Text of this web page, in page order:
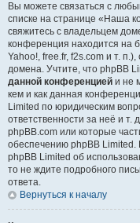
Вы можете связаться с
списке на странице «Наша
свяжитесь с владельцем
конференция находится на
Yahoo!, free.fr, f2s.com и т.
домена. Учтите, что phpBB
данной конференцией и не
кем и как данная
Limited по юридическим
ответственности за неё и т.
phpBB.com или которые
обеспечению phpBB Limited.
phpBB Limited об
то не ждите подробного
ответа.
Вернуться к началу